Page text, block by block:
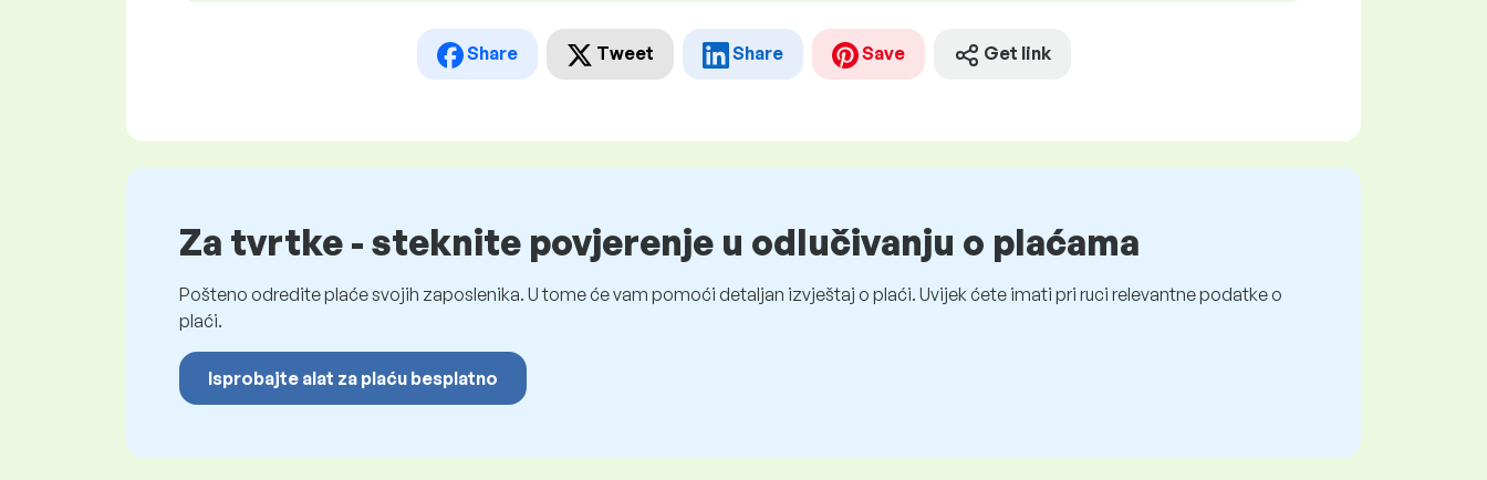
Share Tweet Share Save Get link
Za tvrtke - steknite povjerenje u odlučivanju o plaćama
Pošteno odredite plaće svojih zaposlenika. U tome će vam pomoći detaljan izvještaj o plaći. Uvijek ćete imati pri ruci relevantne podatke o
plaći.
Isprobajte alat za plaću besplatno